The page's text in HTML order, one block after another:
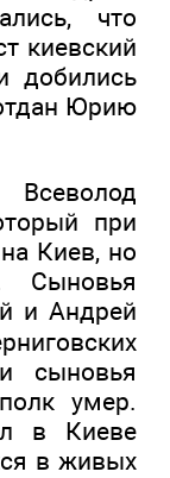
что
киевский
добились
Юрию
при
Киев, но
Сыновья
и Андрей
сыновья
умер.
в Киеве
в живых